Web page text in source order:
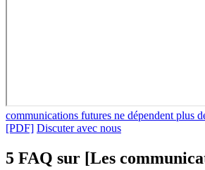
communications futures ne dépendent plus
[PDF] Discuter avec nous
5 FAQ sur [Les